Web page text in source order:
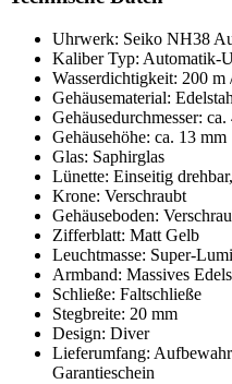
Uhrwerk: Seiko NH38
Kaliber Typ: Automatik-
Wasserdichtigkeit: 200
Gehäusematerial:
Gehäusedurchmesser:
Gehäusehöhe: ca. 13 mm
Glas: Saphirglas
Lünette: Einseitig
Krone: Verschraubt
Gehäuseboden:
Zifferblatt: Matt Gelb
Leuchtmasse: Super-
Armband: Massives
Schließe: Faltschließe
Stegbreite: 20 mm
Design: Diver
Lieferumfang:
Garantieschein